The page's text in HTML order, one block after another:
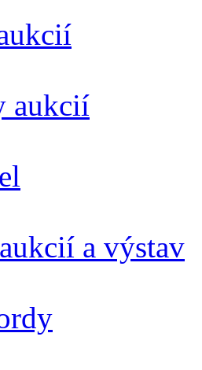
aukcií
a výstav